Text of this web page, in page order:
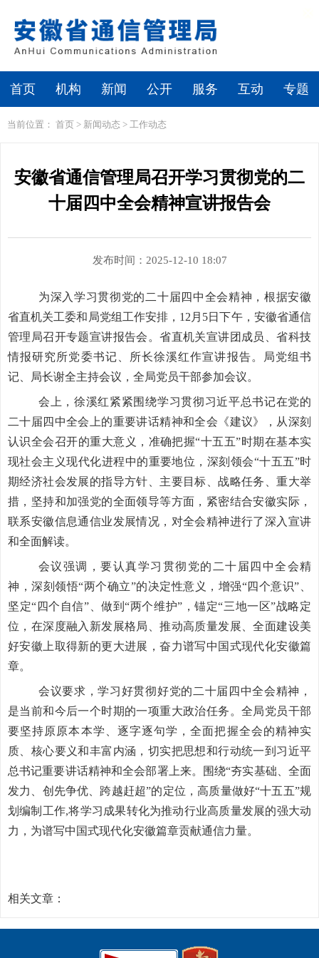
首页 机构 新闻 公开 服务 互动 专题
当前位置： 首页 > 新闻动态 > 工作动态
安徽省通信管理局召开学习贯彻党的二
十届四中全会精神宣讲报告会
发布时间：2025-12-10 18:07
为深入学习贯彻党的二十届四中全会精神，根据安徽
省直机关工委和局党组工作安排，12月5日下午，安徽省通信
管理局召开专题宣讲报告会。省直机关宣讲团成员、省科技
情报研究所党委书记、所长徐溪红作宣讲报告。局党组书
记、局长谢全主持会议，全局党员干部参加会议。
会上，徐溪红紧紧围绕学习贯彻习近平总书记在党的
二十届四中全会上的重要讲话精神和全会《建议》，从深刻
认识全会召开的重大意义，准确把握“十五五”时期在基本实
现社会主义现代化进程中的重要地位，深刻领会“十五五”时
期经济社会发展的指导方针、主要目标、战略任务、重大举
措，坚持和加强党的全面领导等方面，紧密结合安徽实际，
联系安徽信息通信业发展情况，对全会精神进行了深入宣讲
和全面解读。
会议强调，要认真学习贯彻党的二十届四中全会精
神，深刻领悟“两个确立”的决定性意义，增强“四个意识”、
坚定“四个自信”、做到“两个维护”，锚定“三地一区”战略定
位，在深度融入新发展格局、推动高质量发展、全面建设美
好安徽上取得新的更大进展，奋力谱写中国式现代化安徽篇
章。
会议要求 ，学习好贯彻好党的二十届四中全会精神，
是当前和今后一个时期的一项重大政治任务。全局党员干部
要坚持原原本本学、逐字逐句学，全面把握全会的精神实
质、核心要义和丰富内涵，切实把思想和行动统一到习近平
总书记重要讲话精神和全会部署上来。围绕“夯实基础、全面
发力、创先争优、跨越赶超”的定位，高质量做好“十五五”规
划编制工作,将学习成果转化为推动行业高质量发展的强大动
力，为谱写中国式现代化安徽篇章贡献通信力量。
相关文章：